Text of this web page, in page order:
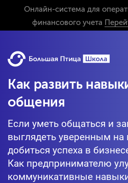
Онлайн-система для
финансового учета
Как развить
общения
Если уметь общаться и
выглядеть уверенным на
добиться успеха в
Как предпринимателю
коммуникативные